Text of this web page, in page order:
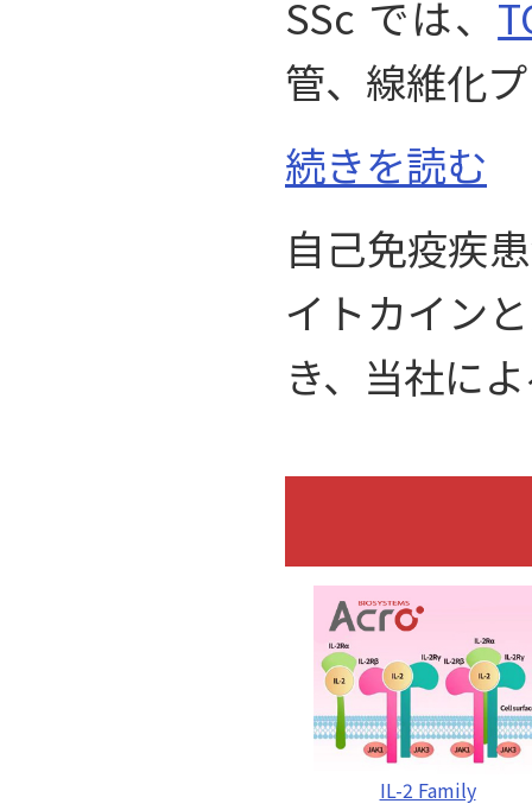
SSc では、
管、線維化
続きを読む
自己免疫疾
イトカイン
き、当社に
IL-2 Family